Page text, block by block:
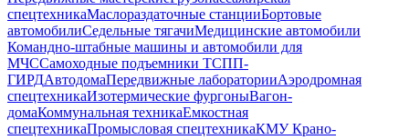
спецтехникаМаслораздаточные станцииБортовые
автомобилиСедельные тягачиМедицинские автомобили
Командно-штабные машины и автомобили для
МЧССамоходные подъемники ТСПП-
ГИРДАвтодомаПередвижные лабораторииАэродромная
спецтехникаИзотермические фургоныВагон-
домаКоммунальная техникаЕмкостная
спецтехникаПромысловая спецтехникаКМУ Крано-